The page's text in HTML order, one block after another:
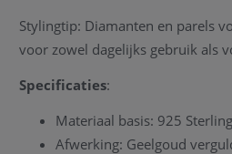
Stylingtip: Diamanten en parels
voor zowel dagelijks gebruik als
Specificaties:
Materiaal basis: 925
Afwerking: Geelgoud